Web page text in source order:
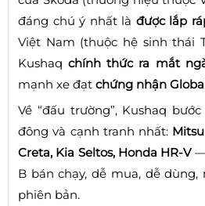
đáng chú ý nhất là được lắp
Việt Nam (thuộc hệ sinh thái
Kushaqchính thức ra mắt
mạnh xe đạt chứng nhận
Về “đấu trường”, Kushaq
đông và cạnh tranh nhất:
Creta, Kia Seltos, Honda HR-V—
B bán chạy, dễ mua, dễ
phiên bản.